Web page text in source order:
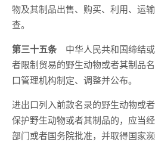
物及其制品出售、购买、利用、运
查。
第三十五条 中华人民共和国缔结
者限制贸易的野生动物或者其制品
口管理机构制定、调整并公布。
进出口列入前款名录的野生动物或
保护野生动物或者其制品的，应当
部门或者国务院批准，并取得国家